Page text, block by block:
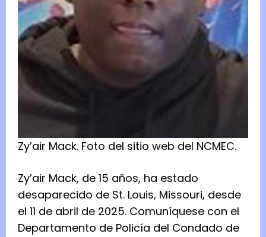
Zy’air Mack. Foto del sitio web del NCMEC.
Zy’air Mack, de 15 años, ha estado
desaparecido de St. Louis, Missouri, desde
el 11 de abril de 2025. Comuníquese con el
Departamento de Policía del Condado de